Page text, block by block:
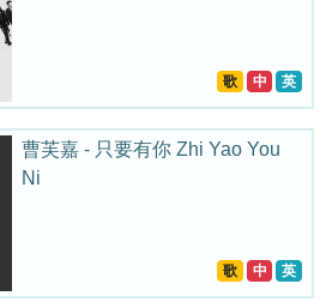
歌 中 英
曹芙嘉 - 只要有你 Zhi Yao You
Ni
歌 中 英